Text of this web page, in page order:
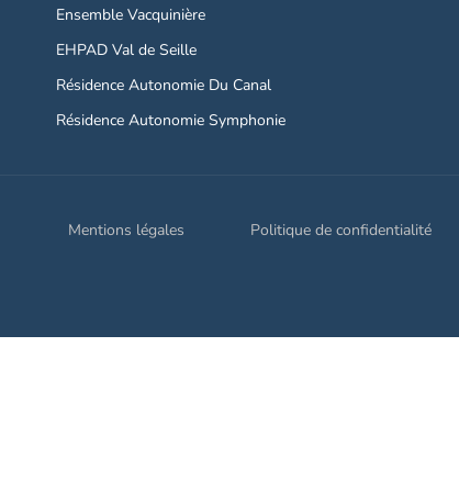
Ensemble Vacquinière
EHPAD Val de Seille
Résidence Autonomie Du Canal
Résidence Autonomie Symphonie
Mentions légales Politique de confidentialité